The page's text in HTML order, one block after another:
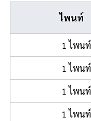
ไพนท์
1 ไพนท์
1 ไพนท์
1 ไพนท์
1 ไพนท์